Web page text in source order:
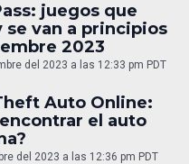
juegos que
se van a principios
2023
del 2023 a las 12:33 pm PDT
Auto Online:
el auto
del 2023 a las 12:36 pm PDT